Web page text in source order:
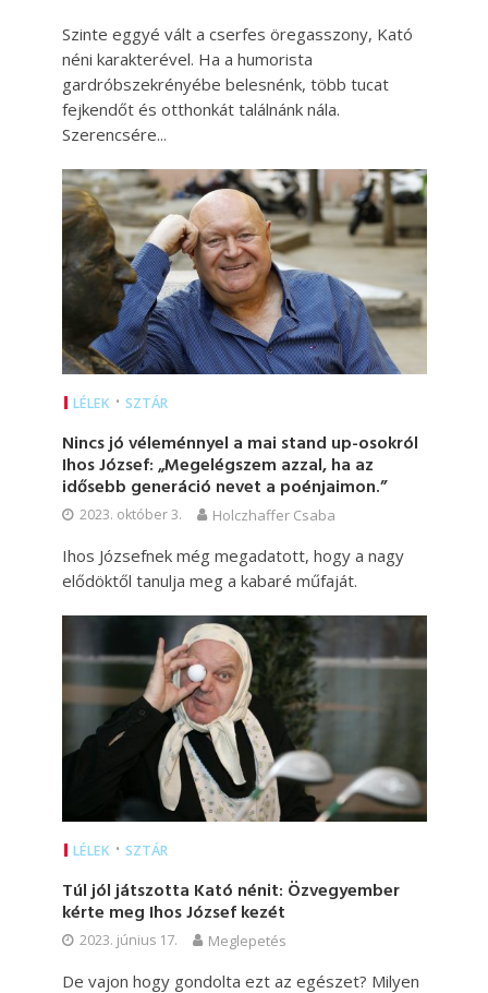
Szinte eggyé vált a cserfes öregasszony, Kató
néni karakterével. Ha a humorista
gardróbszekrényébe belesnénk, több tucat
fejkendőt és otthonkát találnánk nála.
Szerencsére...
LÉLEK • SZTÁR
Nincs jó véleménnyel a mai stand up-osokról
Ihos József: „Megelégszem azzal, ha az
idősebb generáció nevet a poénjaimon.”
2023. október 3. Holczhaffer Csaba
Ihos Józsefnek még megadatott, hogy a nagy
elődöktől tanulja meg a kabaré műfaját.
LÉLEK • SZTÁR
Túl jól játszotta Kató nénit: Özvegyember
kérte meg Ihos József kezét
2023. június 17. Meglepetés
De vajon hogy gondolta ezt az egészet? Milyen